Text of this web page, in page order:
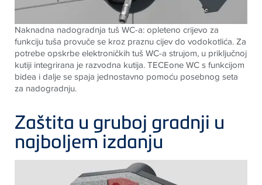
Naknadna nadogradnja tuš WC-a: opleteno crijevo za
funkciju tuša provuče se kroz praznu cijev do vodokotlića. Za
potrebe opskrbe elektroničkih tuš WC-a strujom, u priključnoj
kutiji integrirana je razvodna kutija.TECEone WC s funkcijom
bidea i dalje se spaja jednostavno pomoću posebnog seta
za nadogradnju.
Zaštita u gruboj gradnji u
najboljem izdanju